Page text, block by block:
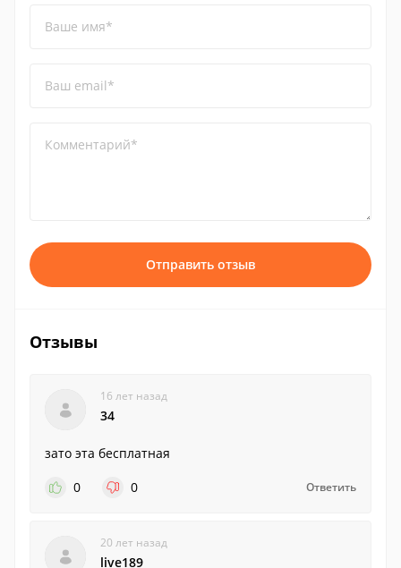
Ваше имя*
Ваш email*
Комментарий*
Отправить отзыв
Отзывы
16 лет назад
34
зато эта бесплатная
0
0 Ответить
20 лет назад
live189